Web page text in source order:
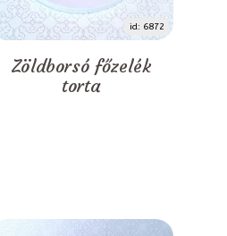
id: 6872
Zöldborsó főzelék
torta